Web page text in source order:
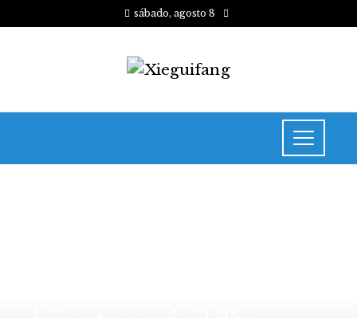
sábado, agosto 8